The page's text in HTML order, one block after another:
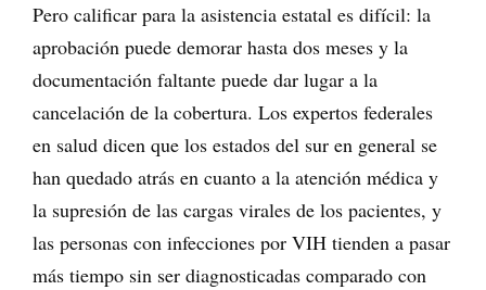
Pero calificar para la asistencia estatal es difícil: la
aprobación puede demorar hasta dos meses y la
documentación faltante puede dar lugar a la
cancelación de la cobertura. Los expertos federales
en salud dicen que los estados del sur en general se
han quedado atrás en cuanto a la atención médica y
la supresión de las cargas virales de los pacientes, y
las personas con infecciones por VIH tienden a pasar
más tiempo sin ser diagnosticadas comparado con